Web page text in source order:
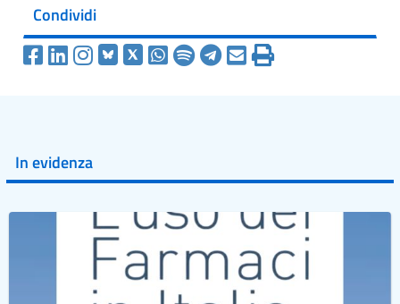
Condividi
In evidenza